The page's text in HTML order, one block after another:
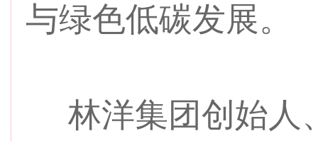
与绿色低碳发展。
林洋集团创始人